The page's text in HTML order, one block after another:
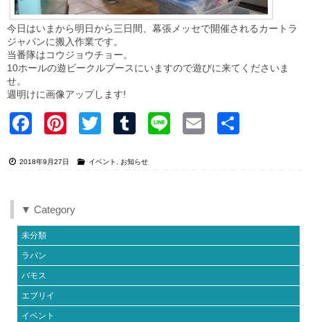
今日はいまから明日から三日間、幕張メッセで開催されるカートラ
ジャパンに搬入作業です。
当番隊はコウジョウチョー。
10ホールの遊ビークルブースにいますので遊びに来てくださいま
せ。
週明けに画像アップします!
Faceb Pinter Twitter Tumblr Line Email
2018年9月27日 イベント お知らせ
▼ Category
未分類
ラパン
バモス
エブリイ
イベント